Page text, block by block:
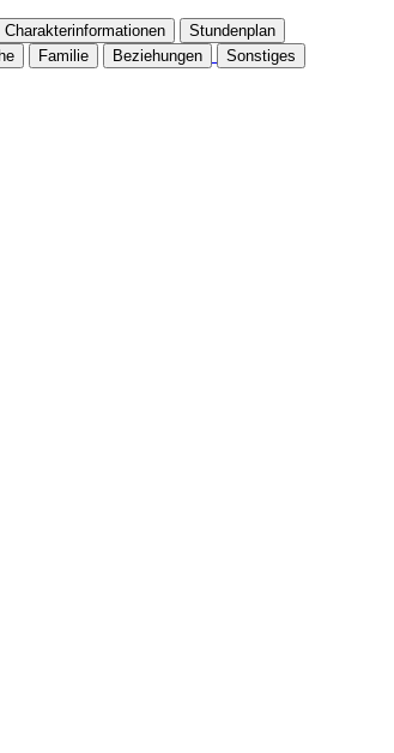
Charakterinformationen
Stundenplan
Familie Beziehungen Sonstiges